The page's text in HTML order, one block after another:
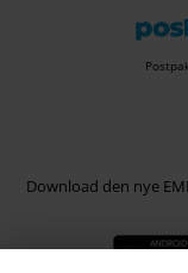
Download den nye